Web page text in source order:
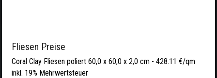
Fliesen Preise
Coral Clay Fliesen poliert 60,0 x 60,0 x 2,0 cm - 428.11 €/qm
inkl. 19% Mehrwertsteuer